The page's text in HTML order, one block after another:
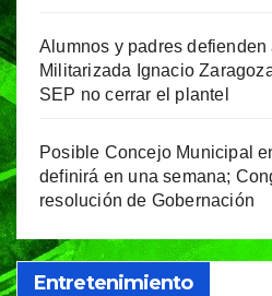
Alumnos y padres defienden
Militarizada Ignacio
SEP no cerrar el plantel
Posible Concejo Municipal
definirá en una semana;
resolución de Gobernación
Entretenimiento